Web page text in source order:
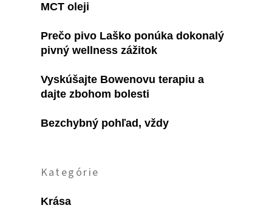
MCT oleji
Prečo pivo Laško ponúka dokonalý
pivný wellness zážitok
Vyskúšajte Bowenovu terapiu a
dajte zbohom bolesti
Bezchybný pohľad, vždy
Kategórie
Krása